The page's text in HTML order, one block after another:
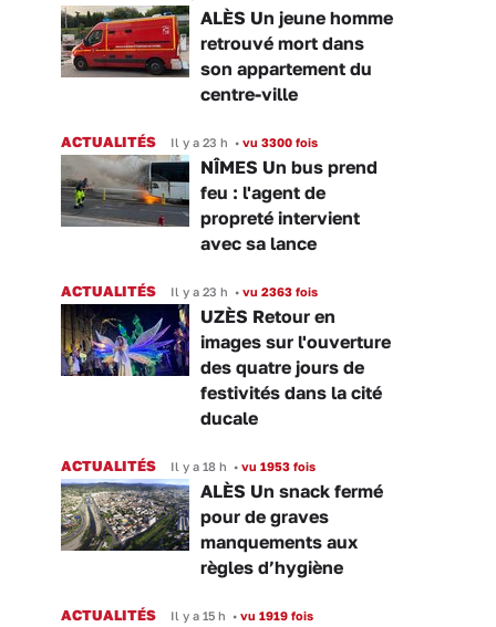
ALÈS Un jeune homme
retrouvé mort dans
son appartement du
centre-ville
ACTUALITÉS Il y a 23 h • vu 3300 fois
NÎMES Un bus prend
feu : l'agent de
propreté intervient
avec sa lance
ACTUALITÉS Il y a 23 h • vu 2363 fois
UZÈS Retour en
images sur l'ouverture
des quatre jours de
festivités dans la cité
ducale
ACTUALITÉS Il y a 18 h • vu 1953 fois
ALÈS Un snack fermé
pour de graves
manquements aux
règles d’hygiène
ACTUALITÉS Il y a 15 h • vu 1919 fois